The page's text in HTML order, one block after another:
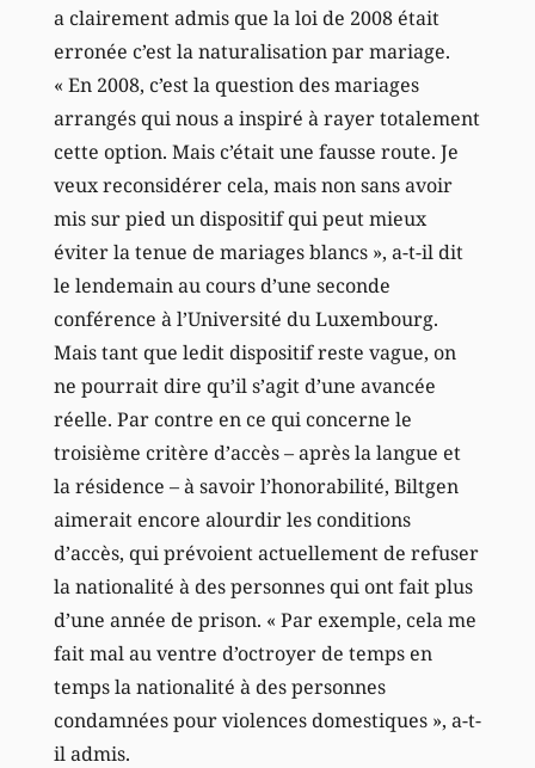
a clairement admis que la loi de 2008 était
erronée c’est la naturalisation par mariage.
« En 2008, c’est la question des mariages
arrangés qui nous a inspiré à rayer totalement
cette option. Mais c’était une fausse route. Je
veux reconsidérer cela, mais non sans avoir
mis sur pied un dispositif qui peut mieux
éviter la tenue de mariages blancs », a-t-il dit
le lendemain au cours d’une seconde
conférence à l’Université du Luxembourg.
Mais tant que ledit dispositif reste vague, on
ne pourrait dire qu’il s’agit d’une avancée
réelle. Par contre en ce qui concerne le
troisième critère d’accès – après la langue et
la résidence – à savoir l’honorabilité, Biltgen
aimerait encore alourdir les conditions
d’accès, qui prévoient actuellement de refuser
la nationalité à des personnes qui ont fait plus
d’une année de prison. « Par exemple, cela me
fait mal au ventre d’octroyer de temps en
temps la nationalité à des personnes
condamnées pour violences domestiques », a-t-
il admis.